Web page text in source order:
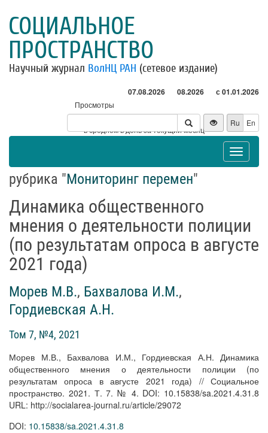
СОЦИАЛЬНОЕ
ПРОСТРАНСТВО
Научный журнал ВолНЦ РАН (сетевое издание)
07.08.2026 08.2026 с 01.01.2026
Просмотры
Посетители
* - в среднем в день за текущий месяц
Ru En
Toggle
рубрика "Мониторинг перемен"
Динамика общественного
мнения о деятельности полиции
(по результатам опроса в августе
2021 года)
Морев М.В., Бахвалова И.М.,
Гордиевская А.Н.
Том 7, №4, 2021
Морев М.В., Бахвалова И.М., Гордиевская А.Н. Динамика
общественного мнения о деятельности полиции (по
результатам опроса в августе 2021 года) // Социальное
пространство. 2021. Т. 7. № 4. DOI: 10.15838/sa.2021.4.31.8
URL: http://socialarea-journal.ru/article/29072
DOI: 10.15838/sa.2021.4.31.8